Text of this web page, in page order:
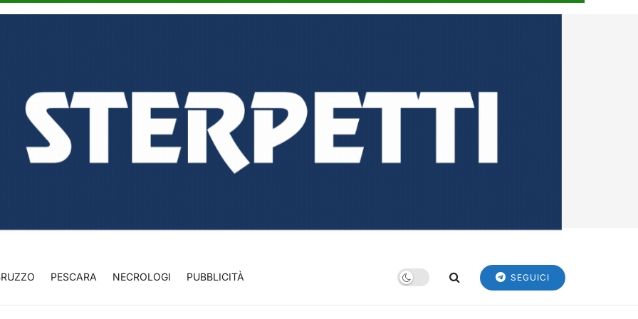
PESCARA NECROLOGI PUBBLICITÀ SEGUICI